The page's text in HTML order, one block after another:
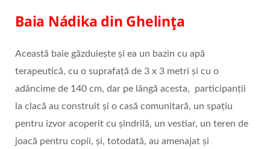
Baia Nádika din Ghelința
Această baie găzduiește și ea un bazin cu apă
terapeutică, cu o suprafață de 3 x 3 metri și cu o
adâncime de 140 cm, dar pe lângă acesta, participanţii
la clacă au construit și o casă comunitară, un spaţiu
pentru izvor acoperit cu şindrilă, un vestiar, un teren de
joacă pentru copii, și, totodată, au amenajat și